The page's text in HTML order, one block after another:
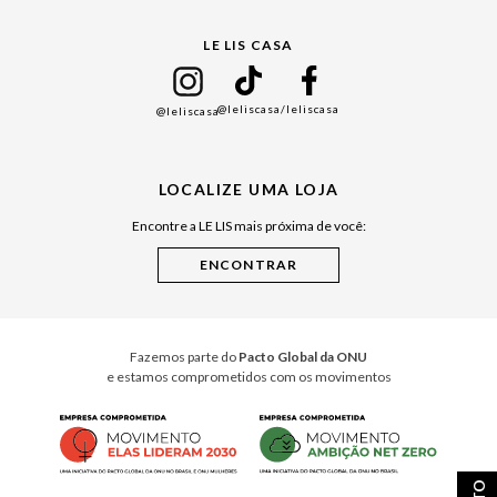
Cuidados Casa
LE LIS CASA
@leliscasa@leliscasa/leliscasa
LOCALIZE UMA LOJA
Encontre a LE LIS mais próxima de você:
Fazemos parte do Pacto Global da ONU
e estamos comprometidos com os movimentos